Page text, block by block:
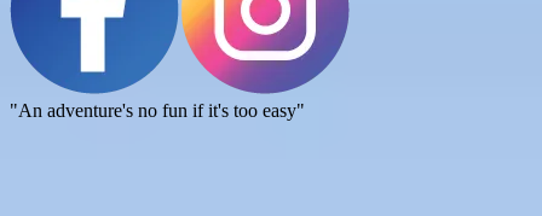
"An adventure's no fun if it's too easy"